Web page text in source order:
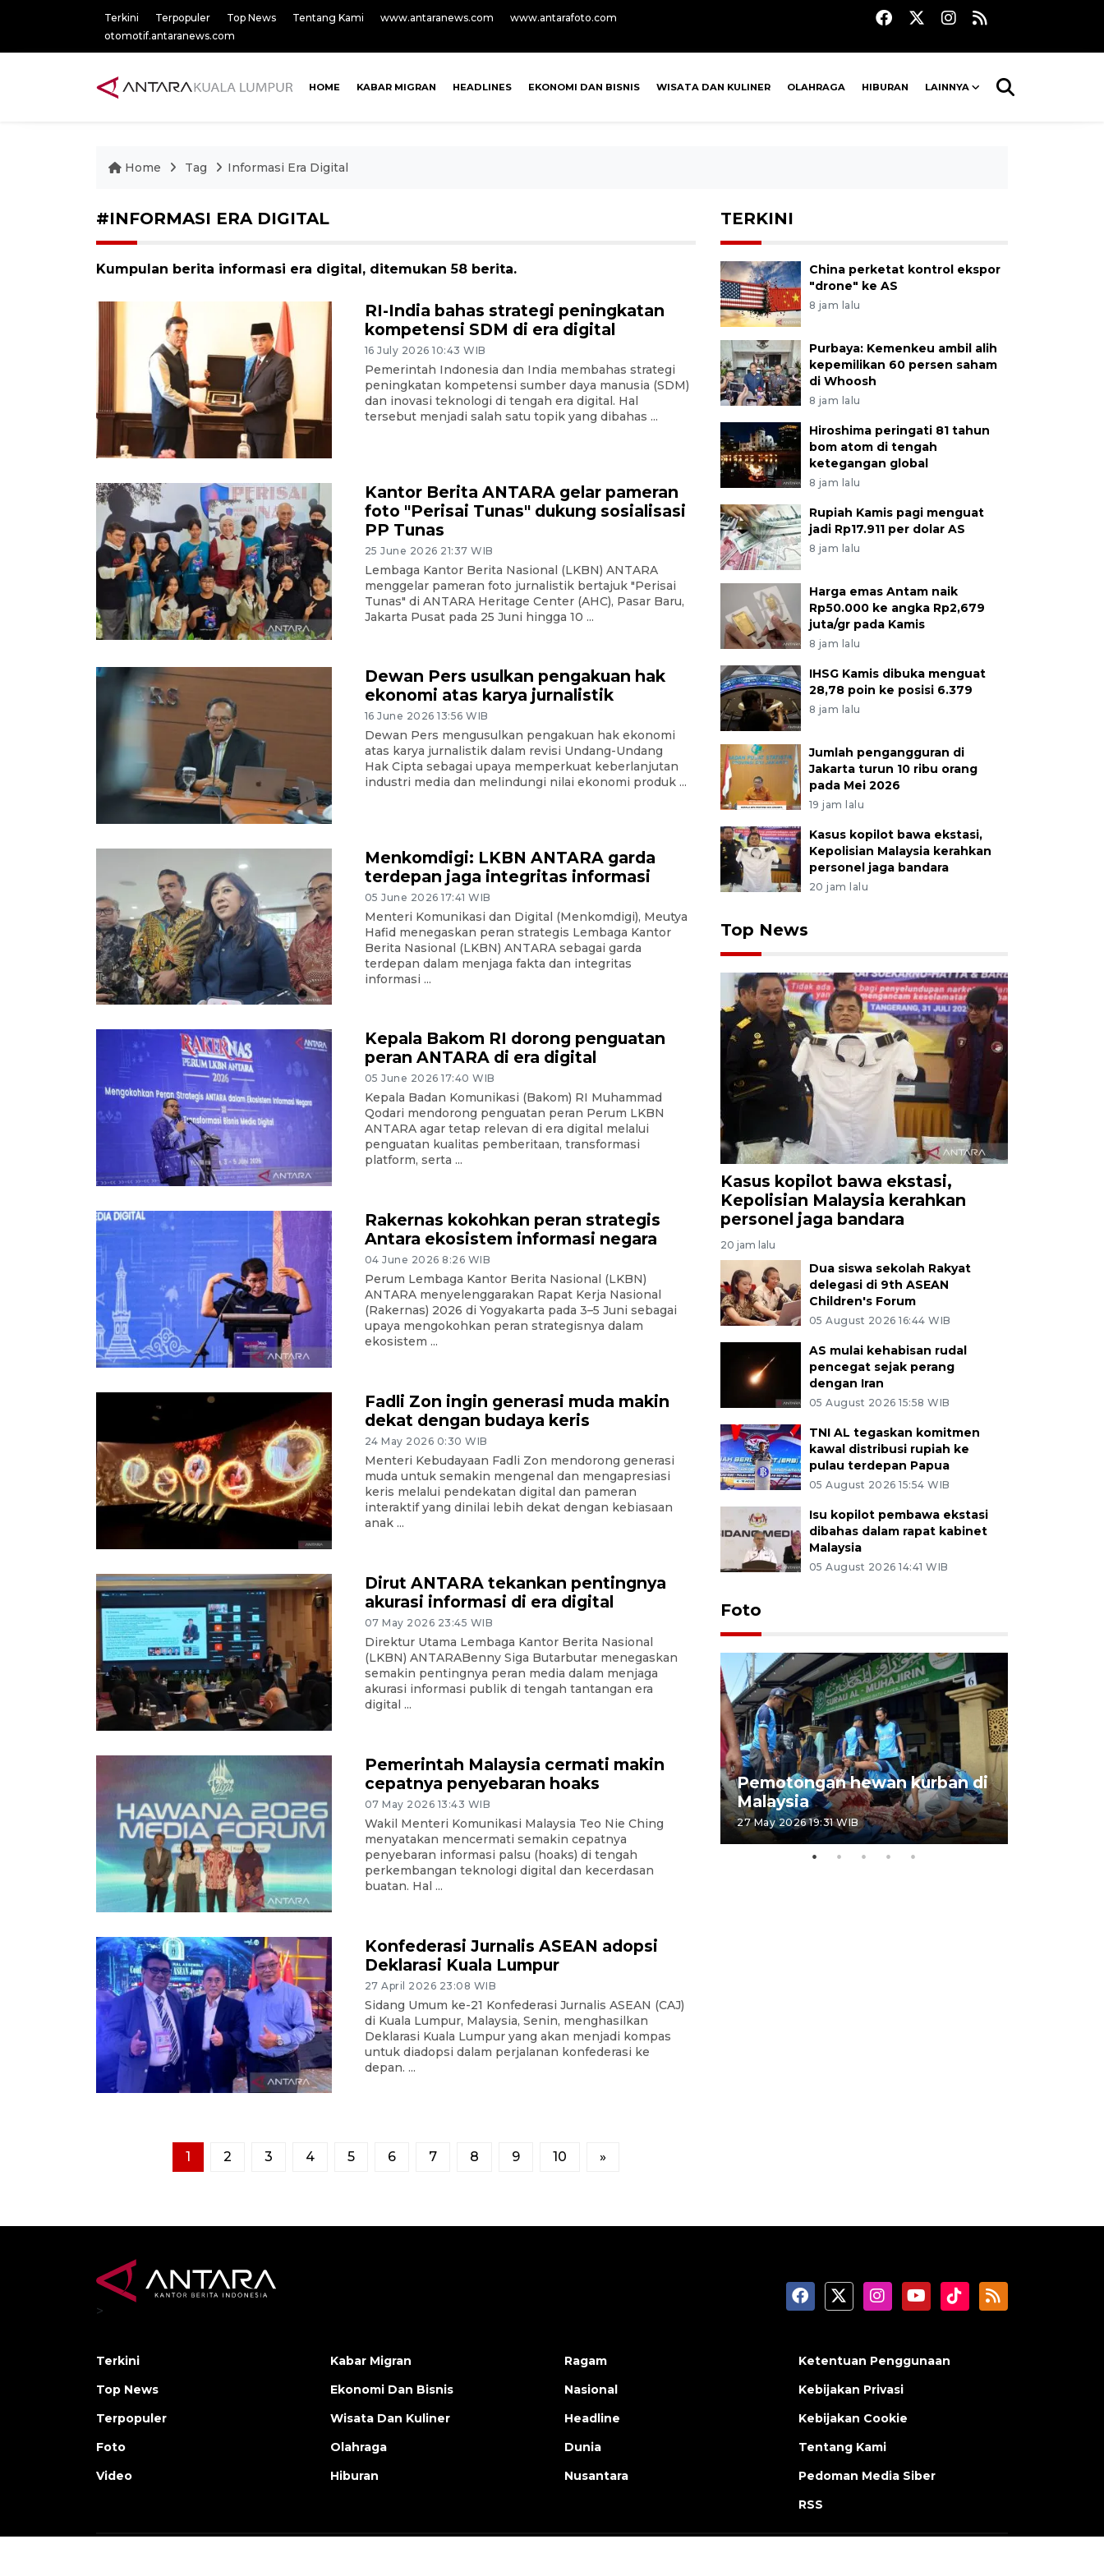
Terkini Terpopuler Top News Tentang Kami www.antaranews.com
www.antarafoto.com
otomotif.antaranews.com
HOME KABAR MIGRAN HEADLINES EKONOMI DAN BISNIS WISATA DAN KULINER OLAHRAGA HIBURAN LAINNYA
Home Tag Informasi Era Digital
#INFORMASI ERA DIGITAL
Kumpulan berita informasi era digital, ditemukan 58 berita.
RI-India bahas strategi peningkatan
kompetensi SDM di era digital
16 July 2026 10:43 WIB
Pemerintah Indonesia dan India membahas strategi
peningkatan kompetensi sumber daya manusia (SDM)
dan inovasi teknologi di tengah era digital. Hal
tersebut menjadi salah satu topik yang dibahas ...
Kantor Berita ANTARA gelar pameran
foto "Perisai Tunas" dukung sosialisasi
PP Tunas
25 June 2026 21:37 WIB
Lembaga Kantor Berita Nasional (LKBN) ANTARA
menggelar pameran foto jurnalistik bertajuk "Perisai
Tunas" di ANTARA Heritage Center (AHC), Pasar Baru,
Jakarta Pusat pada 25 Juni hingga 10 ...
Dewan Pers usulkan pengakuan hak
ekonomi atas karya jurnalistik
16 June 2026 13:56 WIB
Dewan Pers mengusulkan pengakuan hak ekonomi
atas karya jurnalistik dalam revisi Undang-Undang
Hak Cipta sebagai upaya memperkuat keberlanjutan
industri media dan melindungi nilai ekonomi produk ...
Menkomdigi: LKBN ANTARA garda
terdepan jaga integritas informasi
05 June 2026 17:41 WIB
Menteri Komunikasi dan Digital (Menkomdigi), Meutya
Hafid menegaskan peran strategis Lembaga Kantor
Berita Nasional (LKBN) ANTARA sebagai garda
terdepan dalam menjaga fakta dan integritas
informasi ...
Kepala Bakom RI dorong penguatan
peran ANTARA di era digital
05 June 2026 17:40 WIB
Kepala Badan Komunikasi (Bakom) RI Muhammad
Qodari mendorong penguatan peran Perum LKBN
ANTARA agar tetap relevan di era digital melalui
penguatan kualitas pemberitaan, transformasi
platform, serta ...
Rakernas kokohkan peran strategis
Antara ekosistem informasi negara
04 June 2026 8:26 WIB
Perum Lembaga Kantor Berita Nasional (LKBN)
ANTARA menyelenggarakan Rapat Kerja Nasional
(Rakernas) 2026 di Yogyakarta pada 3–5 Juni sebagai
upaya mengokohkan peran strategisnya dalam
ekosistem ...
Fadli Zon ingin generasi muda makin
dekat dengan budaya keris
24 May 2026 0:30 WIB
Menteri Kebudayaan Fadli Zon mendorong generasi
muda untuk semakin mengenal dan mengapresiasi
keris melalui pendekatan digital dan pameran
interaktif yang dinilai lebih dekat dengan kebiasaan
anak ...
Dirut ANTARA tekankan pentingnya
akurasi informasi di era digital
07 May 2026 23:45 WIB
Direktur Utama Lembaga Kantor Berita Nasional
(LKBN) ANTARABenny Siga Butarbutar menegaskan
semakin pentingnya peran media dalam menjaga
akurasi informasi publik di tengah tantangan era
digital ...
Pemerintah Malaysia cermati makin
cepatnya penyebaran hoaks
07 May 2026 13:43 WIB
Wakil Menteri Komunikasi Malaysia Teo Nie Ching
menyatakan mencermati semakin cepatnya
penyebaran informasi palsu (hoaks) di tengah
perkembangan teknologi digital dan kecerdasan
buatan. Hal ...
Konfederasi Jurnalis ASEAN adopsi
Deklarasi Kuala Lumpur
27 April 2026 23:08 WIB
Sidang Umum ke-21 Konfederasi Jurnalis ASEAN (CAJ)
di Kuala Lumpur, Malaysia, Senin, menghasilkan
Deklarasi Kuala Lumpur yang akan menjadi kompas
untuk diadopsi dalam perjalanan konfederasi ke
depan. ...
1 2 3 4 5 6 7 8 9 10 »
TERKINI
China perketat kontrol ekspor
"drone" ke AS
8 jam lalu
Purbaya: Kemenkeu ambil alih
kepemilikan 60 persen saham
di Whoosh
8 jam lalu
Hiroshima peringati 81 tahun
bom atom di tengah
ketegangan global
8 jam lalu
Rupiah Kamis pagi menguat
jadi Rp17.911 per dolar AS
8 jam lalu
Harga emas Antam naik
Rp50.000 ke angka Rp2,679
juta/gr pada Kamis
8 jam lalu
IHSG Kamis dibuka menguat
28,78 poin ke posisi 6.379
8 jam lalu
Jumlah pengangguran di
Jakarta turun 10 ribu orang
pada Mei 2026
19 jam lalu
Kasus kopilot bawa ekstasi,
Kepolisian Malaysia kerahkan
personel jaga bandara
20 jam lalu
Top News
Kasus kopilot bawa ekstasi,
Kepolisian Malaysia kerahkan
personel jaga bandara
20 jam lalu
Dua siswa sekolah Rakyat
delegasi di 9th ASEAN
Children's Forum
05 August 2026 16:44 WIB
AS mulai kehabisan rudal
pencegat sejak perang
dengan Iran
05 August 2026 15:58 WIB
TNI AL tegaskan komitmen
kawal distribusi rupiah ke
pulau terdepan Papua
05 August 2026 15:54 WIB
Isu kopilot pembawa ekstasi
dibahas dalam rapat kabinet
Malaysia
05 August 2026 14:41 WIB
Foto
Tarawih di Malaysia
19 February 2026 19:47 WIB
Pemotongan hewan kurban di
Malaysia
27 May 2026 19:31 WIB
>
Terkini
Top News
Terpopuler
Foto
Video
Kabar Migran
Ekonomi Dan Bisnis
Wisata Dan Kuliner
Olahraga
Hiburan
Ragam
Nasional
Headline
Dunia
Nusantara
Ketentuan Penggunaan
Kebijakan Privasi
Kebijakan Cookie
Tentang Kami
Pedoman Media Siber
RSS